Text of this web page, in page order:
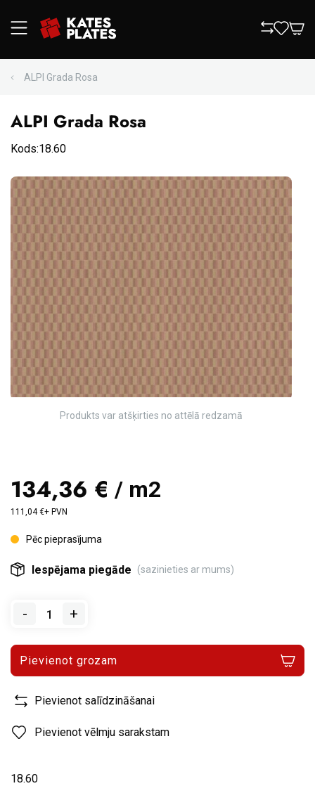
ALPI Grada Rosa
ALPI Grada Rosa
Kods:18.60
134,36 € / m2
111,04 €+ PVN
Pēc pieprasījuma
Iespējama piegāde (sazinieties ar mums)
- +
Pievienot grozam
Pievienot salīdzināšanai
Pievienot vēlmju sarakstam
Produkts var atšķirties no attēlā redzamā
18.60